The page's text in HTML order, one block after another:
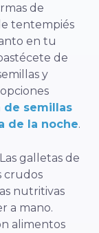
de
tentempiés
en tu
de
y
de semillas
de la noche.
galletas de
crudos
nutritivas
a mano.
alimentos